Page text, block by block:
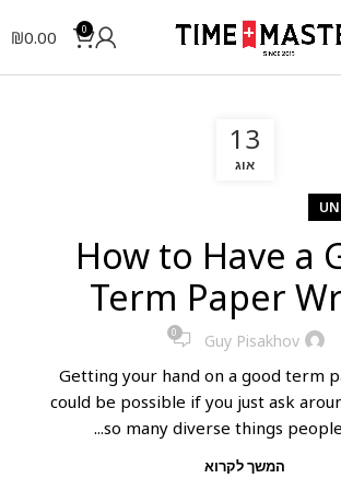
0
₪0.00
13
אוג
How to Have a
Term Paper
Guy Pisakhov
0
Getting your hand on a good term
could be possible if you just ask
so many diverse things people
המשך לקרוא